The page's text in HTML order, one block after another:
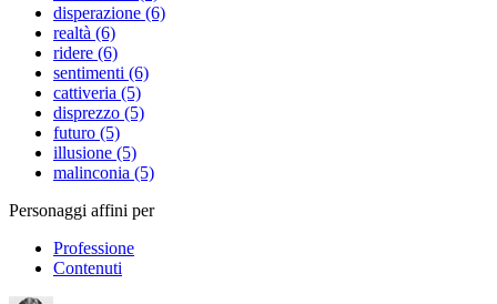
disperazione (6)
realtà (6)
ridere (6)
sentimenti (6)
cattiveria (5)
disprezzo (5)
futuro (5)
illusione (5)
malinconia (5)
Personaggi affini per
Professione
Contenuti